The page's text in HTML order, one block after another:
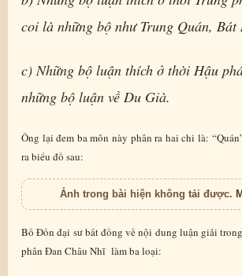
coi là những bộ như Trung Quán, Bát
c) Những bộ luận thích ở thời Hậu
những bộ luận về Du Già.
Ông lại đem ba môn này phân ra hai chi là:
ra biểu đồ sau:
Ảnh trong bài hiện không tải được.
Bố Đốn đại sư bất đồng về nội dung luận giải
phân Đan Châu Nhĩ làm ba loại: